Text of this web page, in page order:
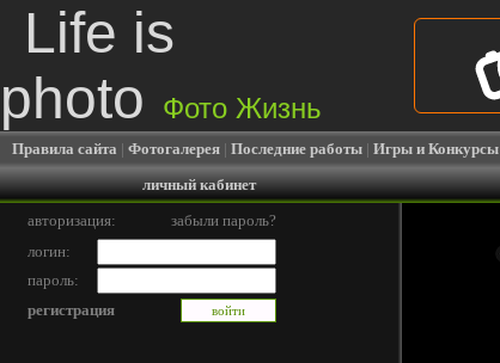
Life is
photo
Фото Жизнь
Правила сайта | Фотогалерея | Последние работы | Игры и Конкурсы
личный кабинет
авторизация:
забыли пароль?
логин:
пароль:
регистрация